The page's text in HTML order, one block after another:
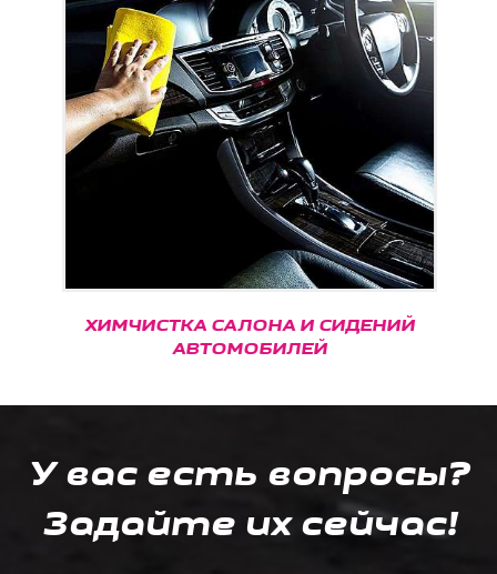
ХИМЧИСТКА САЛОНА И СИДЕНИЙ
АВТОМОБИЛЕЙ
У вас есть вопросы?
Задайте их сейчас!